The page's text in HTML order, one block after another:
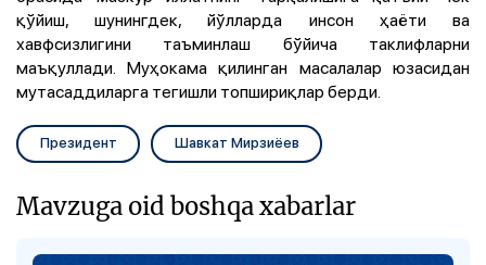
қўйиш, шунингдек, йўлларда инсон ҳаёти ва
хавфсизлигини таъминлаш бўйича таклифларни
маъқуллади. Муҳокама қилинган масалалар юзасидан
мутасаддиларга тегишли топшириқлар берди.
Президент Шавкат Мирзиёев
Mavzuga oid boshqa xabarlar